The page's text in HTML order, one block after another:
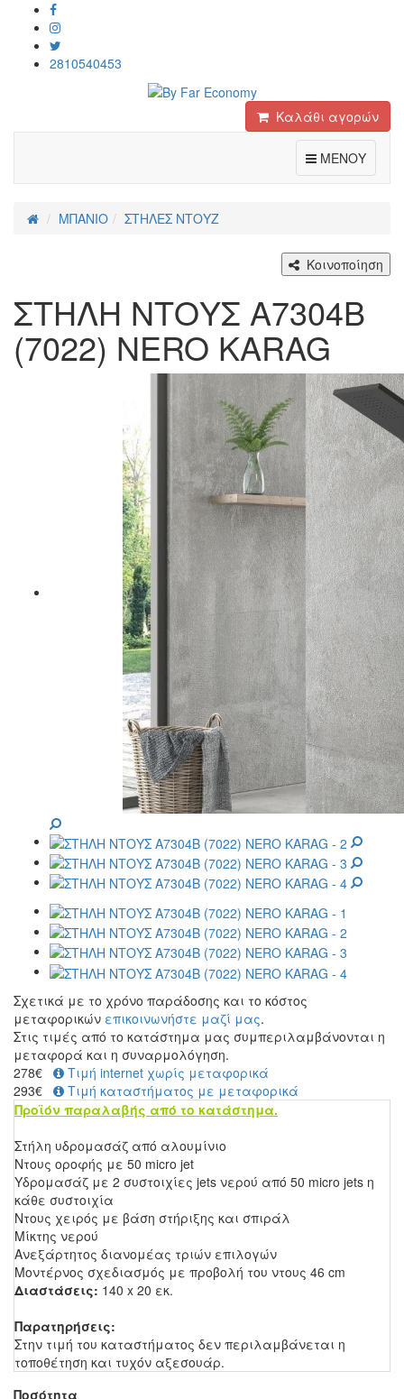
2810540453
Καλάθι αγορών
ΜΕΝΟΥ
ΜΠΑΝΙΟ ΣΤΗΛΕΣ ΝΤΟΥΖ
Κοινοποίηση
ΣΤΗΛΗ ΝΤΟΥΣ A7304B
(7022) NERO KARAG
Σχετικά με το χρόνο παράδοσης και το κόστος
μεταφορικών επικοινωνήστε μαζί μας.
Στις τιμές από το κατάστημα μας συμπεριλαμβάνονται η
μεταφορά και η συναρμολόγηση.
278€
Τιμή internet χωρίς μεταφορικά
293€
Τιμή καταστήματος με μεταφορικά
Προϊόν παραλαβής από το κατάστημα.
Στήλη υδρομασάζ από αλουμίνιο
Ντους οροφής με 50 micro jet
Υδρομασάζ με 2 συστοιχίες jets νερού από 50 micro jets η
κάθε συστοιχία
Ντους χειρός με βάση στήριξης και σπιράλ
Μίκτης νερού
Ανεξάρτητος διανομέας τριών επιλογών
Μοντέρνος σχεδιασμός με προβολή του ντους 46 cm
Διαστάσεις: 140 x 20 εκ.
Παρατηρήσεις:
Στην τιμή του καταστήματος δεν περιλαμβάνεται η
τοποθέτηση και τυχόν αξεσουάρ.
Ποσότητα